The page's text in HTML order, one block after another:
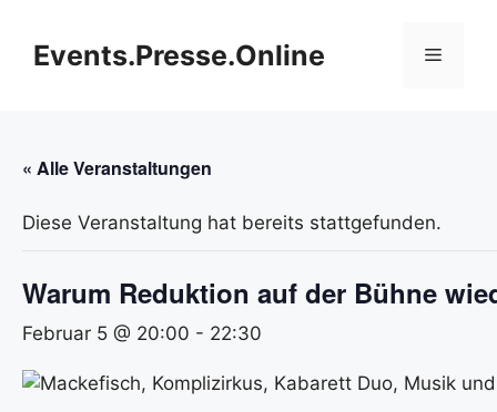
Inhalt
springen
Events.Presse.Online Menü
« Alle Veranstaltungen
Diese Veranstaltung hat bereits stattgefunden.
Warum Reduktion auf der Bühne
Februar 5 @ 20:00 - 22:30